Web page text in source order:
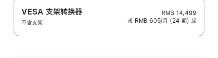
VESA 支架转换器
不含支架
RMB 14,499
或 RMB 605/月 (24 期) 起